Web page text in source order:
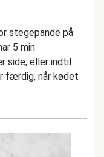
stegepande på
5 min
side, eller indtil
færdig, når kødet